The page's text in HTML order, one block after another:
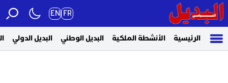
FR
EN
الرئيسية الأنشطة الملكية البديل الوطني البديل الدولي